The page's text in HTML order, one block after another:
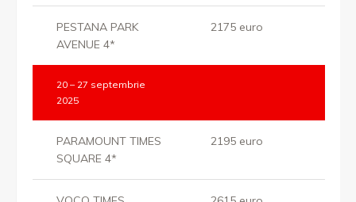
PESTANA PARK
AVENUE 4*
2175 euro
20 – 27 septembrie
2025
PARAMOUNT TIMES
SQUARE 4*
2195 euro